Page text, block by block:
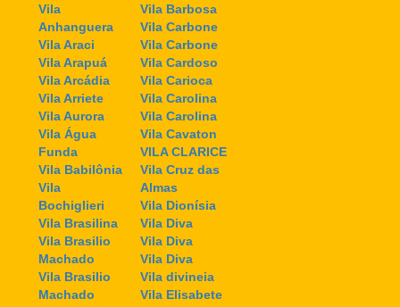
Vila
Anhanguera
Vila Araci
Vila Arapuá
Vila Arcádia
Vila Arriete
Vila Aurora
Vila Água
Funda
Vila Babilônia
Vila
Bochiglieri
Vila Brasilina
Vila Brasilio
Machado
Vila Brasilio
Machado
Vila Barbosa
Vila Carbone
Vila Carbone
Vila Cardoso
Vila Carioca
Vila Carolina
Vila Carolina
Vila Cavaton
VILA CLARICE
Vila Cruz das
Almas
Vila Dionísia
Vila Diva
Vila Diva
Vila Diva
Vila divineia
Vila Elisabete